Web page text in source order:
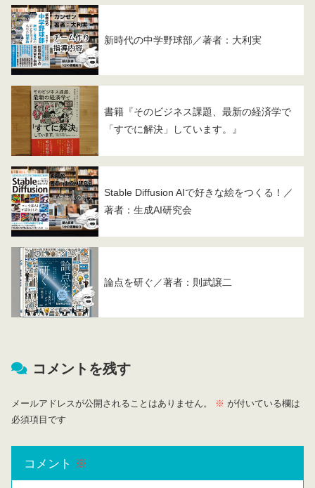
新時代の中学野球部／著者：大利実
書籍『そのビジネス課題、最新の経済学で
「すでに解決」しています。』
Stable Diffusion AIで好きな絵をつくる！／
著者：生成AI研究会
論点を研ぐ／著者：則武譲二
コメントを残す
メールアドレスが公開されることはありません。 ※ が付いている欄は
必須項目です
コメント ※